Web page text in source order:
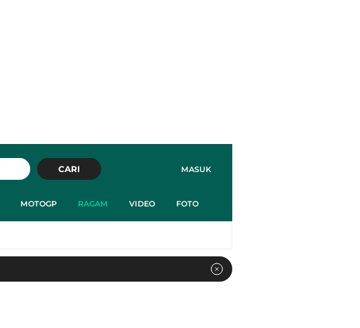
MASUK
CARI
MOTOGP RAGAM VIDEO FOTO